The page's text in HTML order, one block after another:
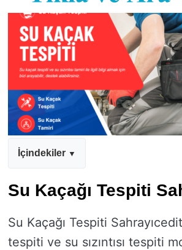
İçindekiler
Su Kaçağı Tespiti
Su Kaçağı Tespiti
tespiti ve su sızıntısı tespiti